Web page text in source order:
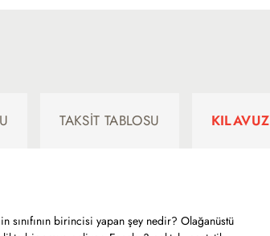
TAKSIT TABLOSU KILAVUZ
sınıfının birincisi yapan şey nedir? Olağanüstü